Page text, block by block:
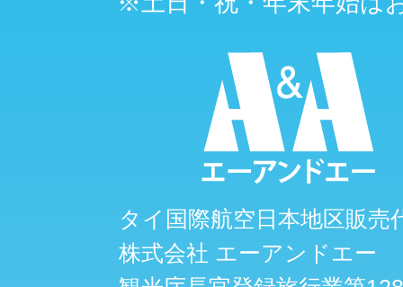
タイ国際航空日本地区販売
株式会社 エーアンドエー